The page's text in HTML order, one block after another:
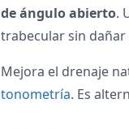
de ángulo abierto.
trabecular sin
Mejora el drenaje
tonometría. Es